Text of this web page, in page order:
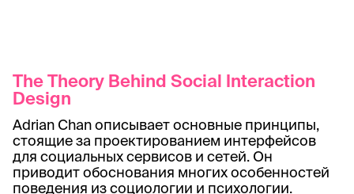
The Theory Behind Social Interaction
Design
Adrian Chan описывает основные принципы,
стоящие за проектированием интерфейсов
для социальных сервисов и сетей. Он
приводит обоснования многих особенностей
поведения из социологии и психологии.